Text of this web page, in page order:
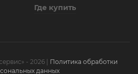
Где купить
- 2026 | Политика обработки
данных